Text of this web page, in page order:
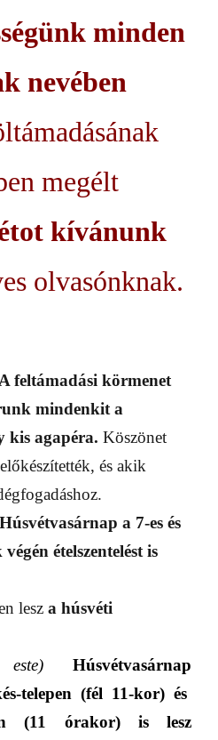
minden
nevében
megélt
kívánunk
olvasónknak.
A feltámadási körmenet
mindenkit a
kis agapéra. Köszönet
és akik
Húsvétvasárnap a 7-es és
végén ételszentelést is
lesz a húsvéti
Húsvétvasárnap
telepen (fél 11-kor) és
(11 órakor) is lesz